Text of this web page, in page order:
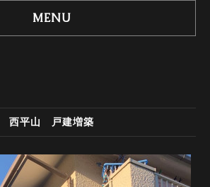
MENU
西平山 戸建増築